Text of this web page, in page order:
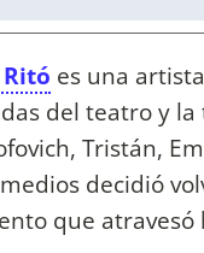
es una
del teatro y
Tristán,
decidió
que